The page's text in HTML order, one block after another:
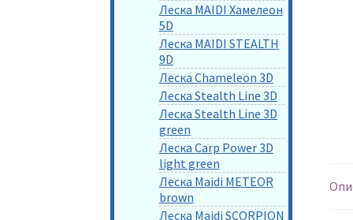
Леска MAIDI Хамелеон
5D
Леска MAIDI STEALTH
9D
Леска Chameleon 3D
Леска Stealth Line 3D
Леска Stealth Line 3D
green
Леска Carp Power 3D
light green
Леска Maidi METEOR
brown
Леска Maidi SCORPION